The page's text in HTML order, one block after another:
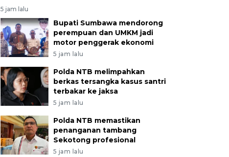
5 jam lalu
Bupati Sumbawa mendorong
perempuan dan UMKM jadi
motor penggerak ekonomi
5 jam lalu
Polda NTB melimpahkan
berkas tersangka kasus santri
terbakar ke jaksa
5 jam lalu
Polda NTB memastikan
penanganan tambang
Sekotong profesional
5 jam lalu